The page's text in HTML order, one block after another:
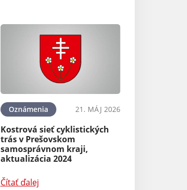
Oznámenia 21. MÁJ 2026
Kostrová sieť cyklistických
trás v Prešovskom
samosprávnom kraji,
aktualizácia 2024
Čítať ďalej